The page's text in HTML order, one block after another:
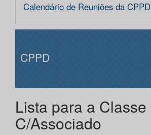
Calendário de Reuniões da CPPD
CPPD
Lista para a Classe
C/Associado